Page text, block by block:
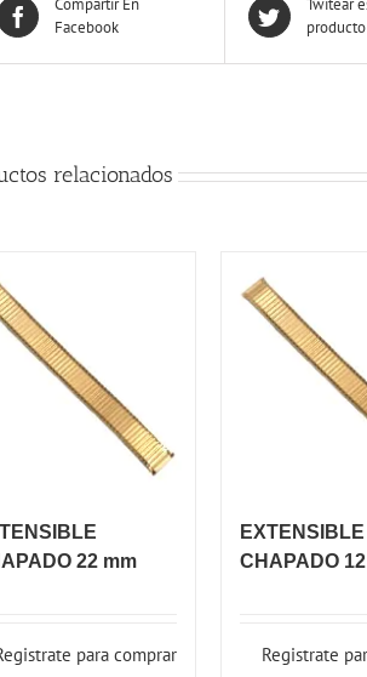
Compartir En
Facebook
Twitear
producto
relacionados
22 mm
para comprar
EXTENSIBLE
CHAPADO
Registrate